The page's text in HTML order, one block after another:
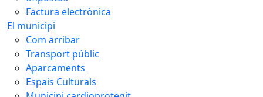
Factura electrònica
El municipi
Com arribar
Transport públic
Aparcaments
Espais Culturals